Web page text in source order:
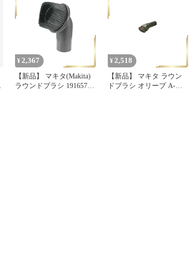
¥ 2,367
【新品】 マキタ(Makita)
ラウンドブラシ 191657-9
¥ 2,518
【新品】 マキタ ラウン
ドブラシ オリーブ A-